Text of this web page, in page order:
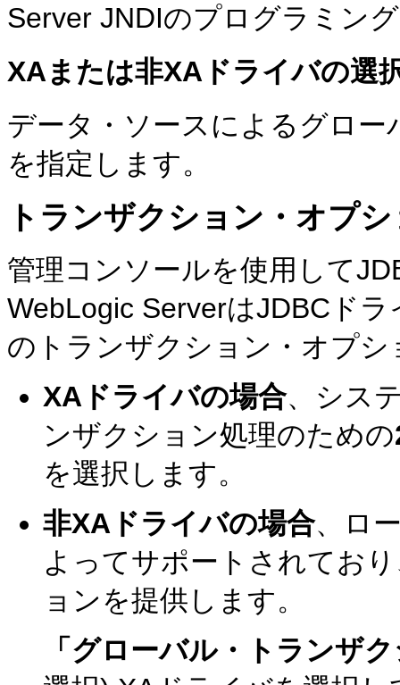
Server JNDIのプログラミン
XAまたは非XAドライバの選
データ・ソースによるグロ
を指定します。
トランザクション・オプ
管理コンソールを使用して
WebLogic ServerはJDBCド
のトランザクション・オプ
XAドライバの場合、シス
ンザクション処理のための
を選択します。
非XAドライバの場合、ロ
よってサポートされてお
ョンを提供します。
「グローバル・トランザ